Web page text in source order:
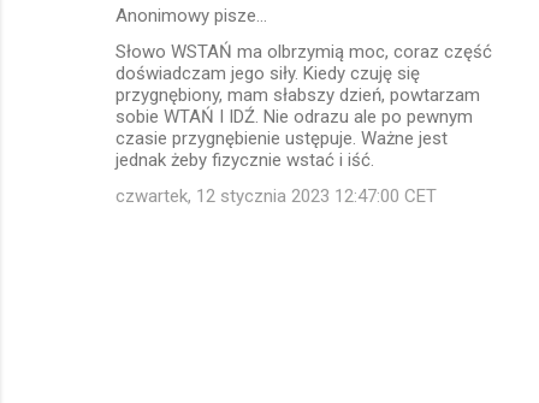
Anonimowy pisze…
Słowo WSTAŃ ma olbrzymią moc, coraz część
doświadczam jego siły. Kiedy czuję się
przygnębiony, mam słabszy dzień, powtarzam
sobie WTAŃ I IDŹ. Nie odrazu ale po pewnym
czasie przygnębienie ustępuje. Ważne jest
jednak żeby fizycznie wstać i iść.
czwartek, 12 stycznia 2023 12:47:00 CET